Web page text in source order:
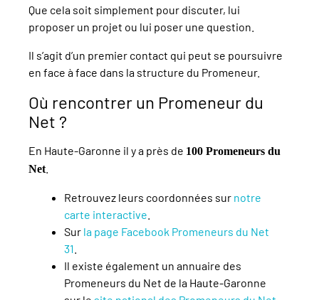
Que cela soit simplement pour discuter, lui
proposer un projet ou lui poser une question.
Il s’agit d’un premier contact qui peut se poursuivre
en face à face dans la structure du Promeneur.
Où rencontrer un Promeneur du
Net ?
En Haute-Garonne il y a près de 100 Promeneurs du
Net
Retrouvez leurs coordonnées sur notre
carte interactive
Sur la page Facebook Promeneurs du Net
31
Il existe également un annuaire des
Promeneurs du Net de la Haute-Garonne